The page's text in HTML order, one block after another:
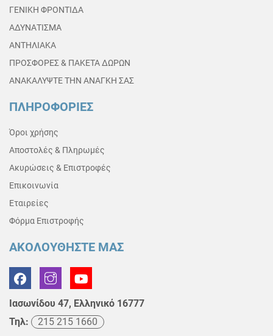
ΓΕΝΙΚΗ ΦΡΟΝΤΙΔΑ
ΑΔΥΝΑΤΙΣΜΑ
ΑΝΤΗΛΙΑΚΑ
ΠΡΟΣΦΟΡΕΣ & ΠΑΚΕΤΑ ΔΩΡΩΝ
ΑΝΑΚΑΛΥΨΤΕ ΤΗΝ ΑΝΑΓΚΗ ΣΑΣ
ΠΛΗΡΟΦΟΡΙΕΣ
Όροι χρήσης
Αποστολές & Πληρωμές
Ακυρώσεις & Επιστροφές
Επικοινωνία
Εταιρείες
Φόρμα Επιστροφής
ΑΚΟΛΟΥΘΗΣΤΕ ΜΑΣ
Ιασωνίδου 47, Ελληνικό 16777
Τηλ:
215 215 1660